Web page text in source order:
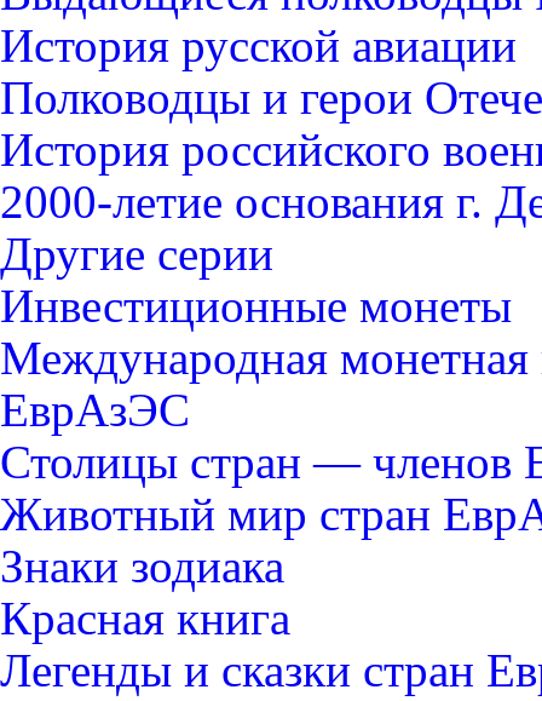
История русской авиации
Полководцы и герои
История российского
2000-летие основания г.
Другие серии
Инвестиционные монеты
Международная монетная
ЕврАзЭС
Столицы стран — членов
Животный мир стран
Знаки зодиака
Красная книга
Легенды и сказки стран